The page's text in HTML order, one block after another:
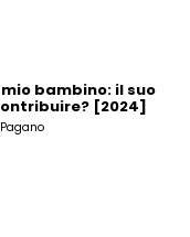
bambino: il suo
[2024]